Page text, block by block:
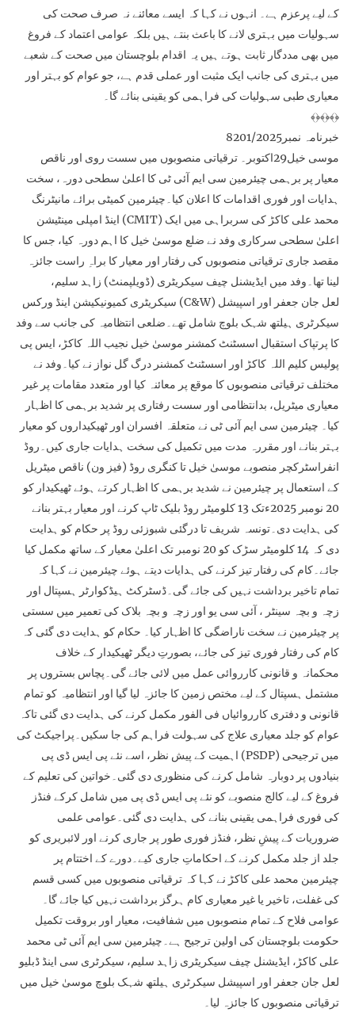
کے لیے پرعزم ہے۔ انہوں نے کہا کہ ایسے معائنے نہ صرف صحت کی
سہولیات میں بہتری لانے کا باعث بنتے ہیں بلکہ عوامی اعتماد کے فروغ
میں بھی مددگار ثابت ہوتے ہیں یہ اقدام بلوچستان میں صحت کے شعبے
میں بہتری کی جانب ایک مثبت اور عملی قدم ہے، جو عوام کو بہتر اور
معیاری طبی سہولیات کی فراہمی کو یقینی بنائے گا۔
﴾﴿﴾﴿﴾﴿
خبرنامہ نمبر8201/2025
موسی خیل29اکتوبر۔ ترقیاتی منصوبوں میں سست روی اور ناقص
معیار پر برہمی چیئرمین سی ایم آئی ٹی کا اعلیٰ سطحی دورہ، سخت
ہدایات اور فوری اقدامات کا اعلان کیا۔چیئرمین کمیٹی برائے مانیٹرنگ
اینڈ امپلی مینٹیشن (CMIT) محمد علی کاکڑ کی سربراہی میں ایک
اعلیٰ سطحی سرکاری وفد نے ضلع موسیٰ خیل کا اہم دورہ کیا، جس کا
مقصد جاری ترقیاتی منصوبوں کی رفتار اور معیار کا براہِ راست جائزہ
لینا تھا۔وفد میں ایڈیشنل چیف سیکریٹری (ڈویلپمنٹ) زاہد سلیم،
سیکریٹری کمیونیکیشن اینڈ ورکس (C&W) لعل جان جعفر اور اسپیشل
سیکرٹری ہیلتھ شہک بلوچ شامل تھے۔ضلعی انتظامیہ کی جانب سے وفد
کا پرتپاک استقبال اسسٹنٹ کمشنر موسیٰ خیل نجیب اللہ کاکڑ، ایس پی
پولیس کلیم اللہ کاکڑ اور اسسٹنٹ کمشنر درگ گل نواز نے کیا۔وفد نے
مختلف ترقیاتی منصوبوں کا موقع پر معائنہ کیا اور متعدد مقامات پر غیر
معیاری میٹریل، بدانتظامی اور سست رفتاری پر شدید برہمی کا اظہار
کیا۔ چیئرمین سی ایم آئی ٹی نے متعلقہ افسران اور ٹھیکیداروں کو معیار
بہتر بنانے اور مقررہ مدت میں تکمیل کی سخت ہدایات جاری کیں۔روڈ
انفراسٹرکچر منصوبے موسیٰ خیل تا کنگری روڈ (فیز ون) ناقص میٹریل
کے استعمال پر چیئرمین نے شدید برہمی کا اظہار کرتے ہوئے ٹھیکیدار کو
20 نومبر 2025ءتک 13 کلومیٹر روڈ بلیک ٹاپ کرنے اور معیار بہتر بنانے
کی ہدایت دی۔تونسہ شریف تا درگئی شبوزئی روڈ پر حکام کو ہدایت
دی کہ 14 کلومیٹر سڑک کو 20 نومبر تک اعلیٰ معیار کے ساتھ مکمل کیا
جائے۔کام کی رفتار تیز کرنے کی ہدایات دیتے ہوئے چیئرمین نے کہا کہ
تمام تاخیر برداشت نہیں کی جائے گی۔ڈسٹرکٹ ہیڈکوارٹر ہسپتال اور
زچہ و بچہ سینٹر ، آئی سی یو اور زچہ و بچہ بلاک کی تعمیر میں سستی
پر چیئرمین نے سخت ناراضگی کا اظہار کیا۔ حکام کو ہدایت دی گئی کہ
کام کی رفتار فوری تیز کی جائے، بصورتِ دیگر ٹھیکیدار کے خلاف
محکمانہ و قانونی کارروائی عمل میں لائی جائے گی۔پچاس بستروں پر
مشتمل ہسپتال کے لیے مختص زمین کا جائزہ لیا گیا اور انتظامیہ کو تمام
قانونی و دفتری کارروائیاں فی الفور مکمل کرنے کی ہدایت دی گئی تاکہ
عوام کو جلد معیاری علاج کی سہولت فراہم کی جا سکیں۔پراجیکٹ کی
اہمیت کے پیش نظر، اسے نئے پی ایس ڈی پی (PSDP) میں ترجیحی
بنیادوں پر دوبارہ شامل کرنے کی منظوری دی گئی۔خواتین کی تعلیم کے
فروغ کے لیے کالج منصوبے کو نئے پی ایس ڈی پی میں شامل کرکے فنڈز
کی فوری فراہمی یقینی بنانے کی ہدایت دی گئی۔عوامی علمی
ضروریات کے پیشِ نظر، فنڈز فوری طور پر جاری کرنے اور لائبریری کو
جلد از جلد مکمل کرنے کے احکاماتِ جاری کیے۔دورے کے اختتام پر
چیئرمین محمد علی کاکڑ نے کہا کہ ترقیاتی منصوبوں میں کسی قسم
کی غفلت، تاخیر یا غیر معیاری کام ہرگز برداشت نہیں کیا جائے گا۔
عوامی فلاح کے تمام منصوبوں میں شفافیت، معیار اور بروقت تکمیل
حکومت بلوچستان کی اولین ترجیح ہے۔چیئرمین سی ایم آئی ٹی محمد
علی کاکڑ، ایڈیشنل چیف سیکریٹری زاہد سلیم، سیکرٹری سی اینڈ ڈبلیو
لعل جان جعفر اور اسپیشل سیکرٹری ہیلتھ شہک بلوچ موسیٰ خیل میں
ترقیاتی منصوبوں کا جائزہ لیا۔